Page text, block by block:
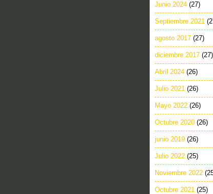
Junio 2024 (27)
Septiembre 2021
agosto 2017 (27)
diciembre 2017 (27)
Abril 2024 (26)
Julio 2021 (26)
Mayo 2022 (26)
Octubre 2020 (26)
junio 2019 (26)
Julio 2022 (25)
Noviembre 2022
Octubre 2021 (25)